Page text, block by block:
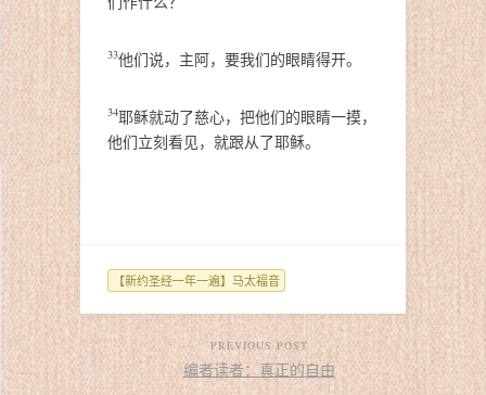
33他们说，主阿，要我们的眼睛得开。
34耶稣就动了慈心，把他们的眼睛一摸，
他们立刻看见，就跟从了耶稣。
【新约圣经一年一遍】马太福音
PREVIOUS POST
编者读者：真正的自由